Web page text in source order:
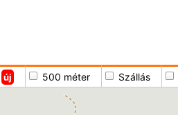
új 500 méter Szállás